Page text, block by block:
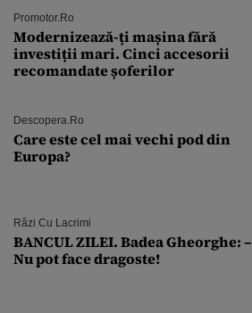
Promotor.ro
Modernizează-ți mașina fără
investiții mari. Cinci accesorii
recomandate șoferilor
Descopera.ro
Care este cel mai vechi pod din
Europa?
Râzi Cu Lacrimi
BANCUL ZILEI. Badea Gheorghe: –
Nu pot face dragoste!